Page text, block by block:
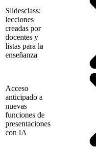
Slidesclass:
lecciones
creadas por
docentes y
listas para la
enseñanza
Acceso
anticipado a
nuevas
funciones de
presentaciones
con IA